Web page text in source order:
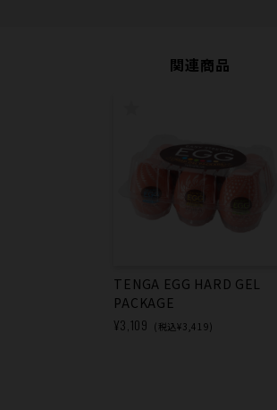
関連商品
TENGA EGG HARD GEL
PACKAGE
¥3,109 (税込¥3,419)